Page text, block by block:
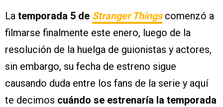
La temporada 5 de Stranger Things comenzó a
filmarse finalmente este enero, luego de la
resolución de la huelga de guionistas y actores,
sin embargo, su fecha de estreno sigue
causando duda entre los fans de la serie y aquí
te decimos cuándo se estrenaría la temporada